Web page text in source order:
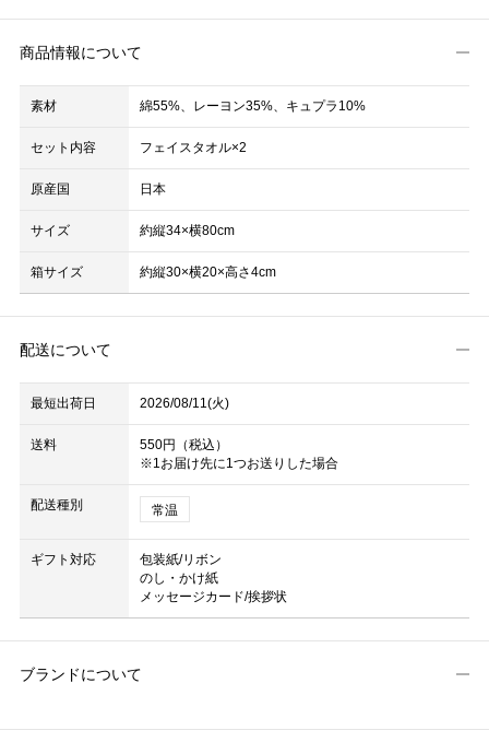
商品情報について
素材 綿55%、レーヨン35%、キュプラ10%
セット内容 フェイスタオル×2
原産国 日本
サイズ 約縦34×横80cm
箱サイズ 約縦30×横20×高さ4cm
配送について
最短出荷日 2026/08/11(火)
送料
550円（税込）
※1お届け先に1つお送りした場合
配送種別 常温
ギフト対応
包装紙/リボン
のし・かけ紙
メッセージカード/挨拶状
ブランドについて